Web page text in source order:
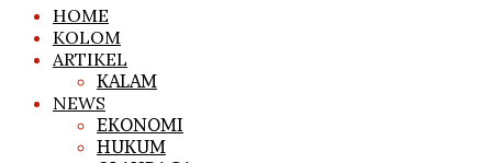
HOME
KOLOM
ARTIKEL
KALAM
NEWS
EKONOMI
HUKUM